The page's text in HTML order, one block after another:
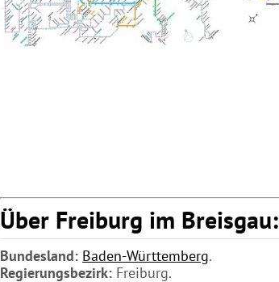
Über Freiburg im Breisgau:
Bundesland: Baden-Württemberg.
Regierungsbezirk: Freiburg.